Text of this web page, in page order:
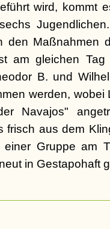
wird, kommt
den Maßnahmen
am gleichen Tag
B. und
werden, wobei
Navajos"
frisch aus dem
Gruppe am
in Gestapohaft